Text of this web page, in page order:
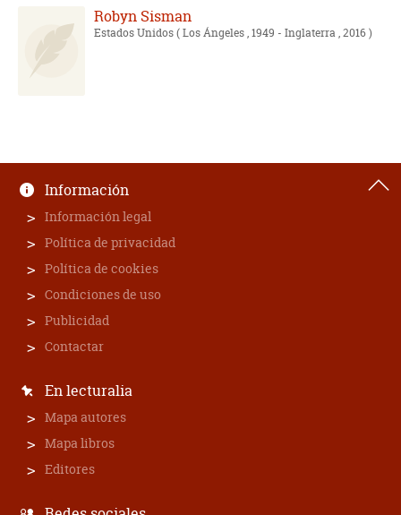
Robyn Sisman
Estados Unidos( Los Ángeles , 1949 - Inglaterra , 2016 )
Información
Información legal
Política de privacidad
Política de cookies
Condiciones de uso
Publicidad
Contactar
En lecturalia
Mapa autores
Mapa libros
Editores